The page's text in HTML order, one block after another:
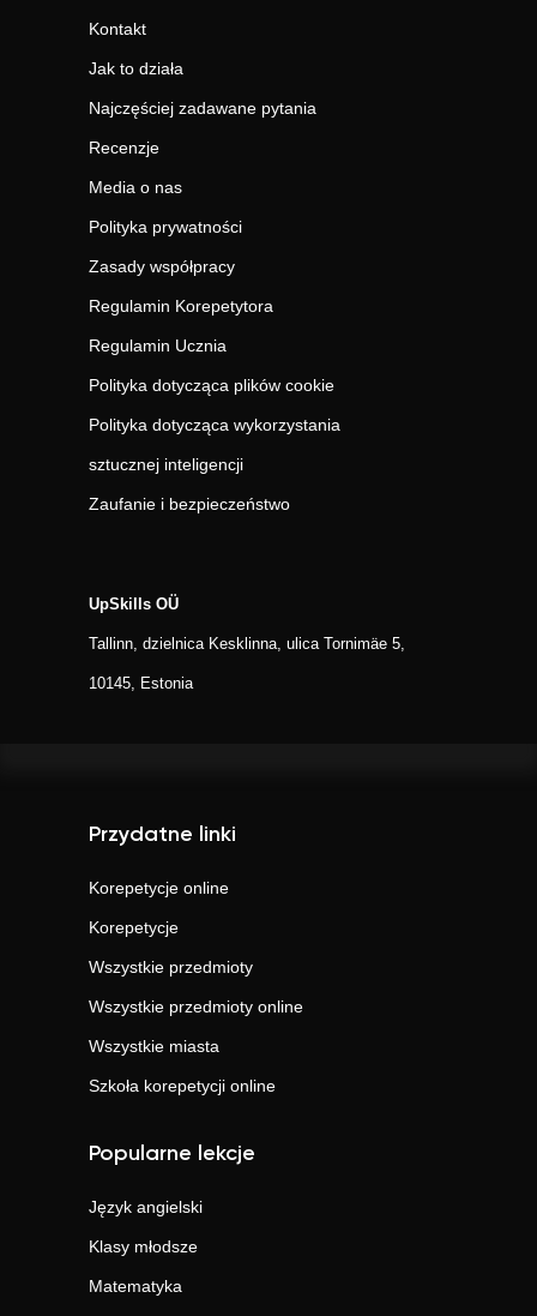
Kontakt
Jak to działa
Najczęściej zadawane pytania
Recenzje
Media o nas
Polityka prywatności
Zasady współpracy
Regulamin Korepetytora
Regulamin Ucznia
Polityka dotycząca plików cookie
Polityka dotycząca wykorzystania
sztucznej inteligencji
Zaufanie i bezpieczeństwo
UpSkills OÜ
Tallinn, dzielnica Kesklinna, ulica Tornimäe 5,
10145, Estonia
Przydatne linki
Korepetycje online
Korepetycje
Wszystkie przedmioty
Wszystkie przedmioty online
Wszystkie miasta
Szkoła korepetycji online
Popularne lekcje
Język angielski
Klasy młodsze
Matematyka